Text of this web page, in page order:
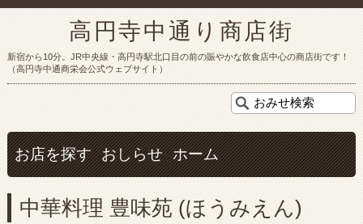
高円寺中通り商店街
新宿から10分。JR中央線・高円寺駅北口目の前の賑やかな飲食店中心の商店街です！
（高円寺中通商栄会公式ウェブサイト）
お店を探す おしらせ ホーム
中華料理 豊味苑 (ほうみえん)